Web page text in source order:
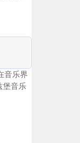
音乐界
堡音乐